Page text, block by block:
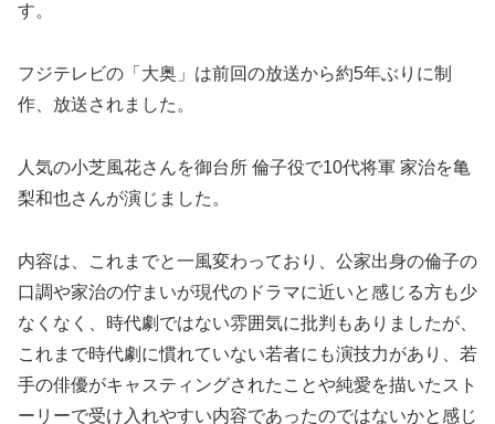
す。
フジテレビの「大奥」は前回の放送から約5年ぶりに制
作、放送されました。
人気の小芝風花さんを御台所 倫子役で10代将軍 家治を亀
梨和也さんが演じました。
内容は、これまでと一風変わっており、公家出身の倫子の
口調や家治の佇まいが現代のドラマに近いと感じる方も少
なくなく、時代劇ではない雰囲気に批判もありましたが、
これまで時代劇に慣れていない若者にも演技力があり、若
手の俳優がキャスティングされたことや純愛を描いたスト
ーリーで受け入れやすい内容であったのではないかと感じ